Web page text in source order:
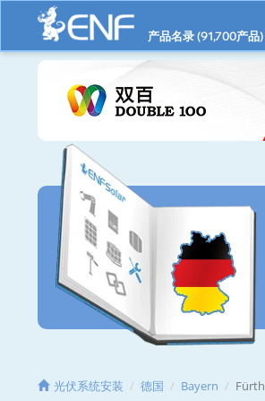
产品名录 (91,700产品)
光伏系统安装 德国 Bayern Fürth